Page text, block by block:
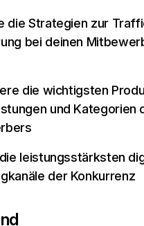
die Strategien zur
bei deinen
die wichtigsten
und Kategorien
leistungsstärksten
der Konkurrenz